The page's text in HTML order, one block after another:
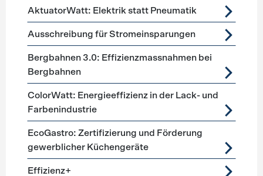
Förderprogramme Prozesstechnik
AktuatorWatt: Elektrik statt Pneumatik
Ausschreibung für Stromeinsparungen
Bergbahnen 3.0: Effizienzmassnahmen bei
Bergbahnen
ColorWatt: Energieeffizienz in der Lack- und
Farbenindustrie
EcoGastro: Zertifizierung und Förderung
gewerblicher Küchengeräte
Effizienz+